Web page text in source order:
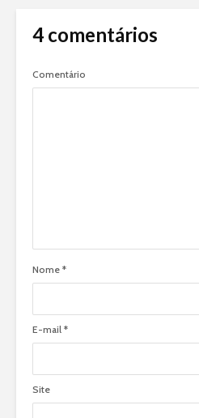
4 comentários
Comentário
Nome *
E-mail *
Site